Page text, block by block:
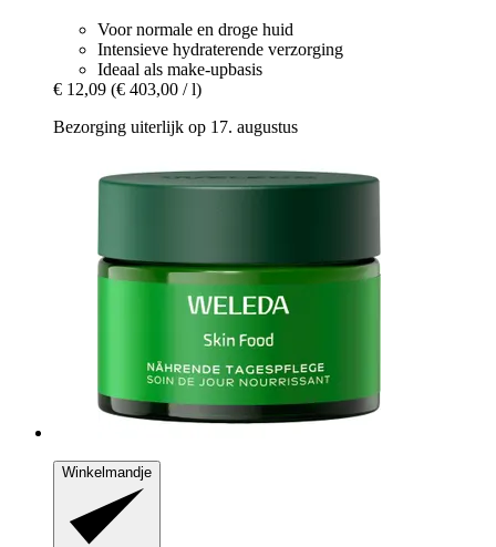
Voor normale en droge huid
Intensieve hydraterende verzorging
Ideaal als make-upbasis
€ 12,09 (€ 403,00 / l)
Bezorging uiterlijk op 17. augustus
Winkelmandje